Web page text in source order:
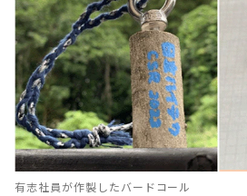
有志社員が作製したバードコール